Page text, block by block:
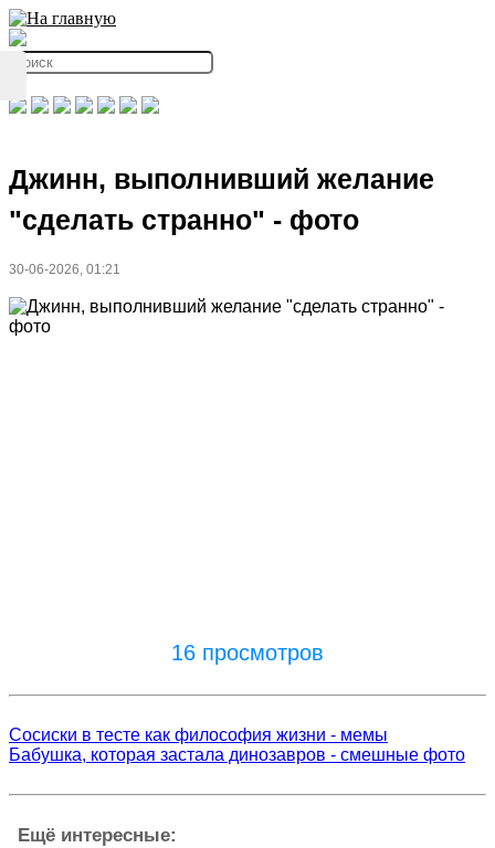
Джинн, выполнивший желание
"сделать странно" - фото
30-06-2026, 01:21
16 просмотров
Сосиски в тесте как философия жизни - мемы
Бабушка, которая застала динозавров - смешные фото
Ещё интересные: